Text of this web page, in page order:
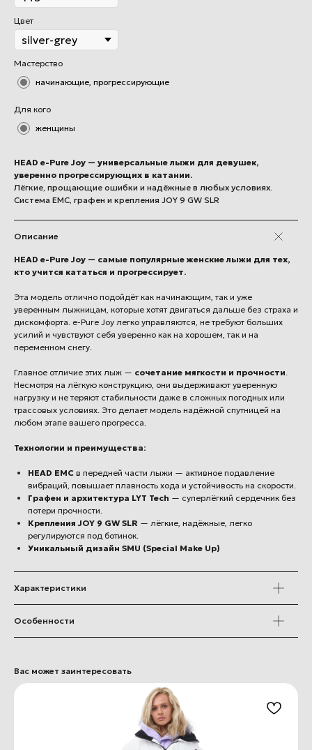
Цвет
Мастерство
начинающие, прогрессирующие
Для кого
женщины
HEAD e-Pure Joy — универсальные лыжи для девушек,
уверенно прогрессирующих в катании.
Лёгкие, прощающие ошибки и надёжные в любых условиях.
Система EMC, графен и крепления JOY 9 GW SLR
Описание
HEAD e-Pure Joy — самые популярные женские лыжи для тех,
кто учится кататься и прогрессирует.
Эта модель отлично подойдёт как начинающим, так и уже
уверенным лыжницам, которые хотят двигаться дальше без страха и
дискомфорта. e-Pure Joy легко управляются, не требуют больших
усилий и чувствуют себя уверенно как на хорошем, так и на
переменном снегу.
Главное отличие этих лыж — сочетание мягкости и прочности
Несмотря на лёгкую конструкцию, они выдерживают уверенную
нагрузку и не теряют стабильности даже в сложных погодных или
трассовых условиях. Это делает модель надёжной спутницей на
любом этапе вашего прогресса.
Технологии и преимущества:
HEAD EMC в передней части лыжи — активное подавление
вибраций, повышает плавность хода и устойчивость на скорости.
Графен и архитектура LYT Tech — суперлёгкий сердечник без
потери прочности.
Крепления JOY 9 GW SLR — лёгкие, надёжные, легко
регулируются под ботинок.
Уникальный дизайн SMU (Special Make Up)
Характеристики
Особенности
Вас может заинтересовать